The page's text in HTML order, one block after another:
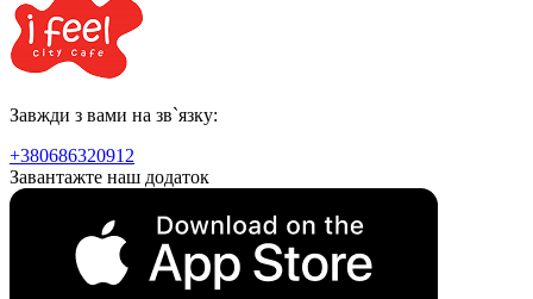
Завжди з вами на зв`язку:
+380686320912
Завантажте наш додаток